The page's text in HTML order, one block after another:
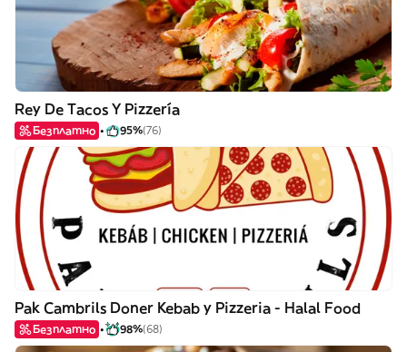
Rey De Tacos Y Pizzería
Безплатно 95%(76)
Pak Cambrils Doner Kebab y Pizzeria - Halal Food
Безплатно 98%(68)